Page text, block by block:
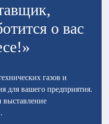
о вас
газов и
для вашего предприятия.
выставление